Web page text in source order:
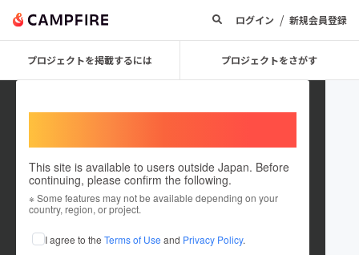
ログイン / 新規会員登録
プロジェクトを掲載するには プロジェクトをさがす
This site is available to users outside Japan. Before
continuing, please confirm the following.
※ Some features may not be available depending on your
country, region, or project.
I agree to the Terms of Use and Privacy Policy.
MOI MOI_school
これまでに1件のプロジェクトを投稿しています